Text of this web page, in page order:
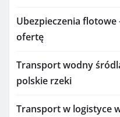
Ubezpieczenia flotowe
ofertę
Transport wodny
polskie rzeki
Transport w logistyce